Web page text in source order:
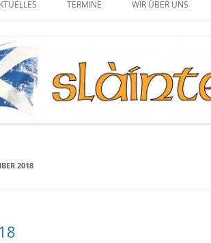
BEITRÄGE SUCHEN
TERMINE WIR ÜBER UNS
2018